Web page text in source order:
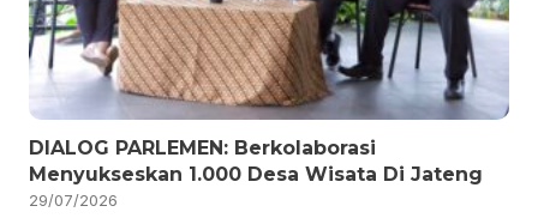
DIALOG PARLEMEN: Berkolaborasi
Menyukseskan 1.000 Desa Wisata Di Jateng
29/07/2026